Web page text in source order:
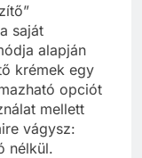
saját
alapján
krémek egy
opciót
mellett
vágysz:
nélkül.